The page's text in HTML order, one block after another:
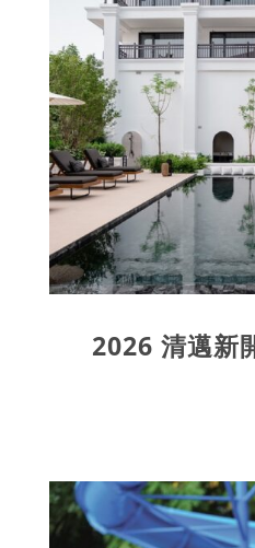
2026 清邁新